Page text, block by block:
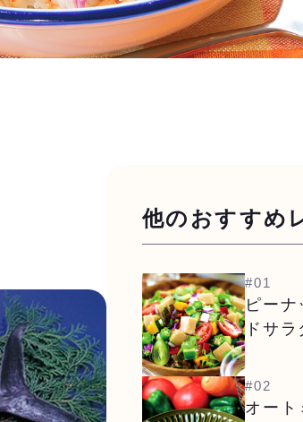
他のおすすめ
#01
ピー
ドサラ
#02
オート